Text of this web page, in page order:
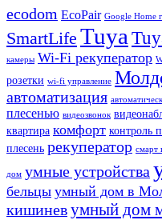
ecodom EcoPair Google Home
SmartLife Tuya
камеры Wi-Fi рекуператор
розетки wi-fi управление
автоматизация
плесенью видеозвонок
квартира комфорт контроль
плесень рекуператор смарт
дом умные устройства
бельцы умный дом в
кишиневумный дом